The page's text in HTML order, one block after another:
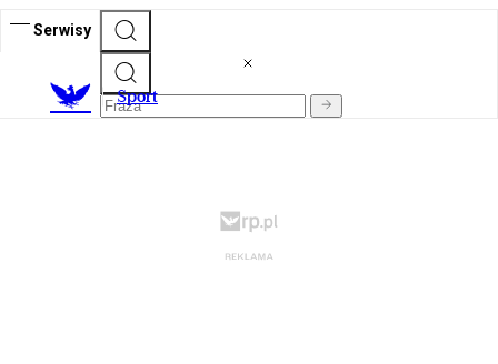
Serwisy
Sport